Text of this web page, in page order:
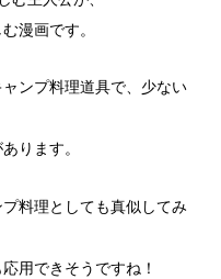
漫画です。
ンプ料理道具で、少ない
ります。
料理としても真似してみ
用できそうですね！